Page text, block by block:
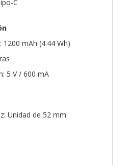
C
1200 mAh (4.44 Wh)
5 V / 600 mA
Unidad de 52 mm